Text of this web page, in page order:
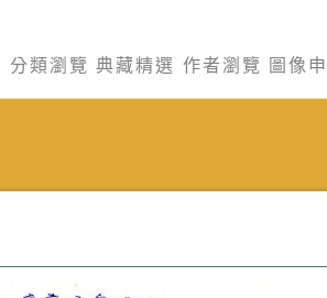
分類瀏覽 典藏精選 作者瀏覽 圖像